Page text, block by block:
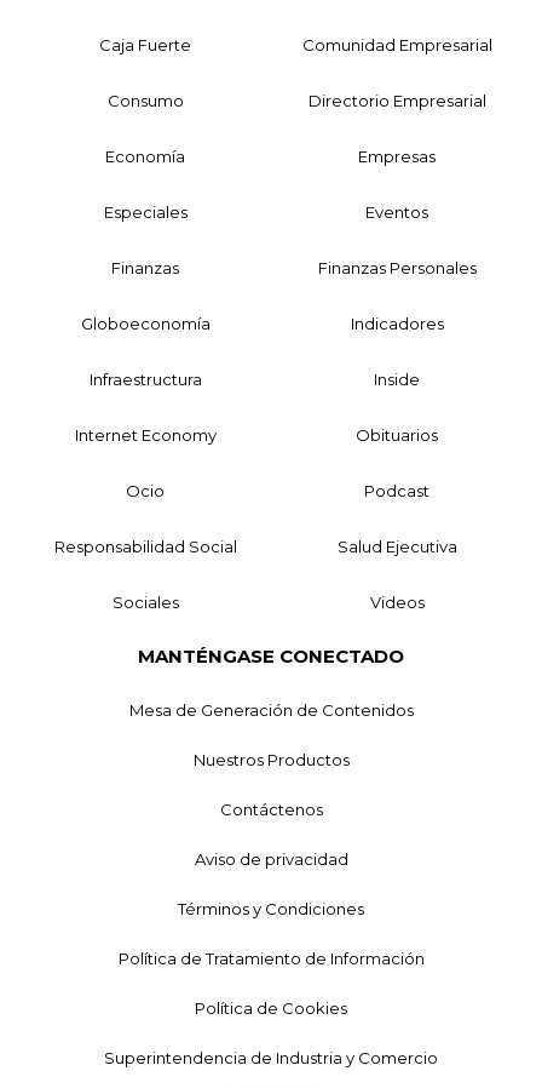
Caja Fuerte Comunidad Empresarial
Consumo Directorio Empresarial
Economía Empresas
Especiales Eventos
Finanzas Finanzas Personales
Globoeconomía Indicadores
Infraestructura Inside
Internet Economy Obituarios
Ocio Podcast
Responsabilidad Social Salud Ejecutiva
Sociales Videos
MANTÉNGASE CONECTADO
Mesa de Generación de Contenidos
Nuestros Productos
Contáctenos
Aviso de privacidad
Términos y Condiciones
Política de Tratamiento de Información
Política de Cookies
Superintendencia de Industria y Comercio